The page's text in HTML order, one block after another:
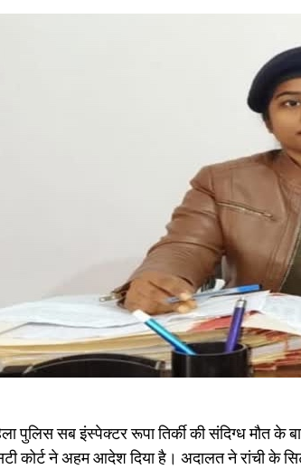
पुलिस सब इंस्पेक्टर रूपा तिर्की की संदिग्ध मौत के
कोर्ट ने अहम आदेश दिया है। अदालत ने रांची के